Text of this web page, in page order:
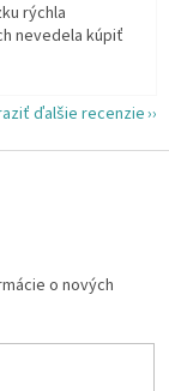
rýchla
nevedela kúpiť
ďalšie recenzie
o nových